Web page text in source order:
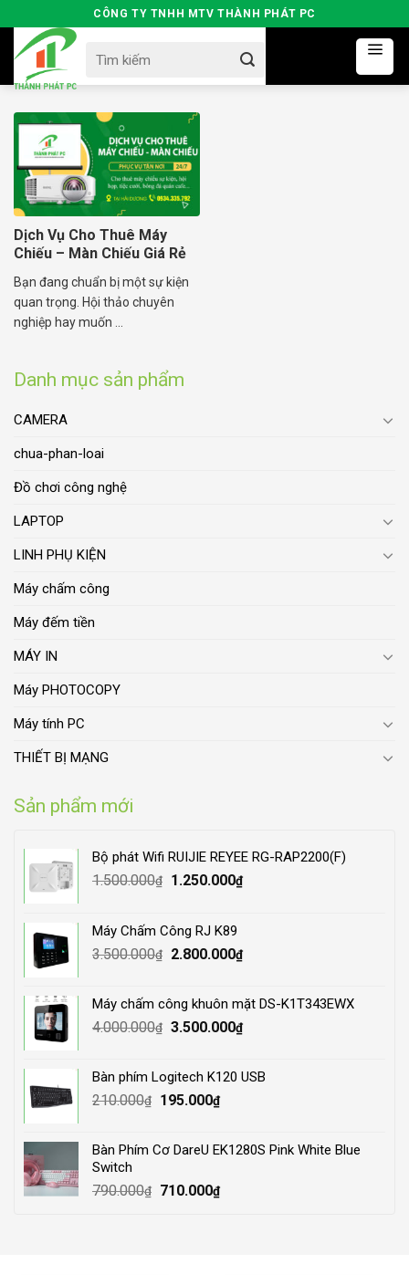
to
content
CÔNG TY TNHH MTV THÀNH PHÁT PC
for:
Danh mục sản phẩm
CAMERA
chua-phan-loai
Đồ chơi công nghệ
LAPTOP
LINH PHỤ KIỆN
Máy chấm công
Máy đếm tiền
MÁY IN
Máy PHOTOCOPY
Máy tính PC
THIẾT BỊ MẠNG
Sản phẩm mới
Bộ phát Wifi RUIJIE REYEE RG-RAP2200(F)
1.500.000₫
Original
1.500.000₫.
1.250.000₫Current
Máy Chấm Công RJ K89
3.500.000₫
Original
3.500.000₫.
2.800.000₫Current
2.800.000₫.
Máy chấm công khuôn mặt DS-K1T343EWX
4.000.000₫ Original
4.000.000₫.
3.500.000₫Current
3.500.000₫.
Bàn phím Logitech K120 USB
210.000₫
Original
210.000₫.
195.000₫Current
195.000₫.
Bàn Phím Cơ DareU EK1280S Pink White Blue
Switch
790.000₫
Original
710.000₫Current
Dịch Vụ Cho Thuê Máy
Chiếu – Màn Chiếu Giá Rẻ
Tại Hải Dương
Bạn đang chuẩn bị một sự kiện
quan trọng. Hội thảo chuyên
nghiệp hay muốn ...